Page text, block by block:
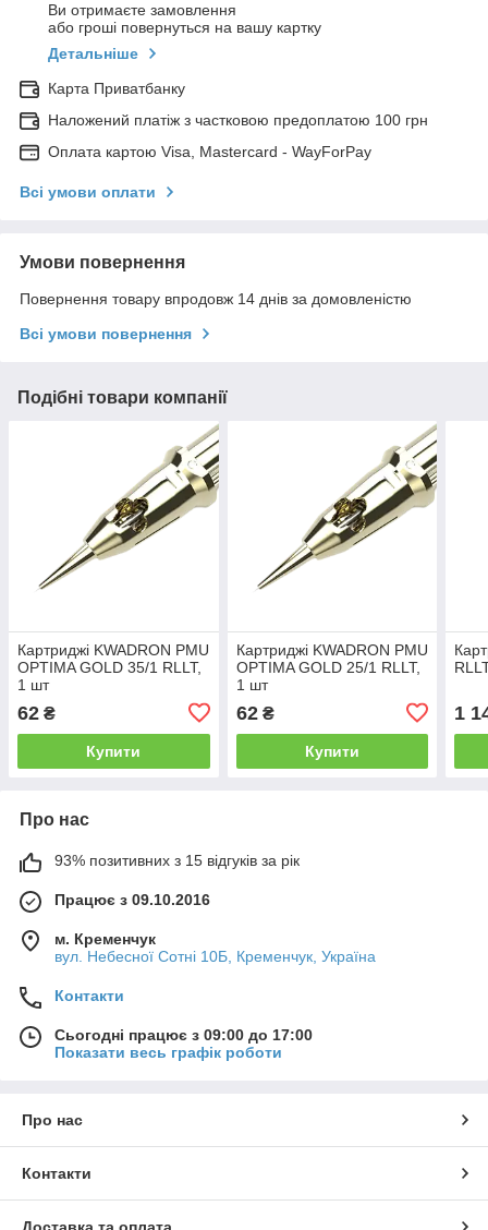
Ви отримаєте замовлення
або гроші повернуться на вашу картку
Детальніше
Карта Приватбанку
Наложений платіж з частковою предоплатою 100 грн
Оплата картою Visa, Mastercard - WayForPay
Всі умови оплати
Умови повернення
Повернення товару впродовж 14 днів за домовленістю
Всі умови повернення
Подібні товари компанії
Картриджі KWADRON PMU
OPTIMA GOLD 35/1 RLLT,
1 шт
62 ₴
Купити
Картриджі KWADRON PMU
OPTIMA GOLD 25/1 RLLT,
1 шт
62₴
Купити
1
Про нас
93% позитивних з 15 відгуків за рік
Працює з 09.10.2016
м. Кременчук
вул. Небесної Сотні 10Б, Кременчук, Україна
Контакти
Сьогодні працює з 09:00 до 17:00
Показати весь графік роботи
Про нас
Контакти